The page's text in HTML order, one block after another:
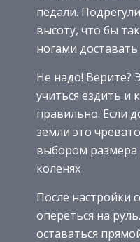
педали.
высоту, что бы
ногами
Не надо! Верите?
учиться ездить и
правильно. Если
земли это
выбором
коленях
После настройки
опереться на
оставаться